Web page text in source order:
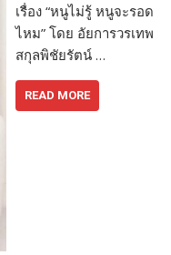
เรื่อง “หนูไม่รู้ หนูจะรอด
ไหม” โดย อัยการวรเทพ
สกุลพิชัยรัตน์ …
READ MORE